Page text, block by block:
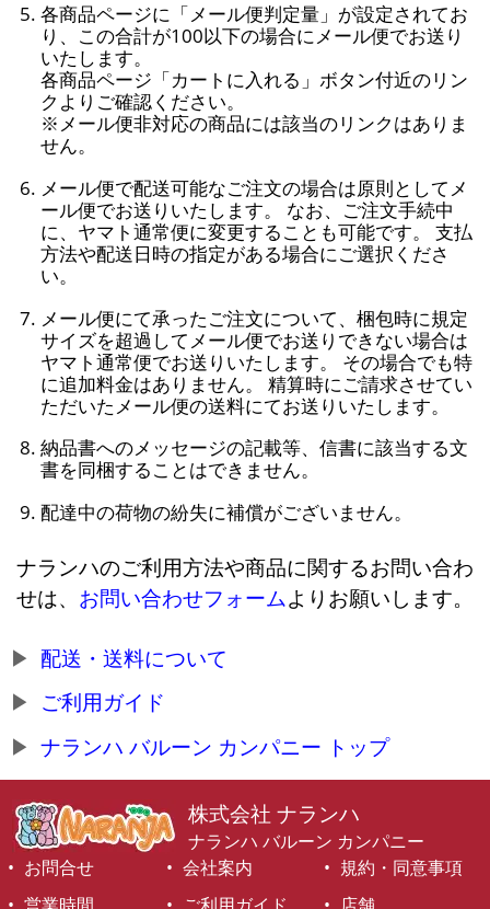
各商品ページに「メール便判定量」が設定されてお
り、この合計が100以下の場合にメール便でお送り
いたします。
各商品ページ「カートに入れる」ボタン付近のリン
クよりご確認ください。
※メール便非対応の商品には該当のリンクはありま
せん。
メール便で配送可能なご注文の場合は原則としてメ
ール便でお送りいたします。 なお、ご注文手続中
に、ヤマト通常便に変更することも可能です。 支払
方法や配送日時の指定がある場合にご選択くださ
い。
メール便にて承ったご注文について、梱包時に規定
サイズを超過してメール便でお送りできない場合は
ヤマト通常便でお送りいたします。 その場合でも特
に追加料金はありません。 精算時にご請求させてい
ただいたメール便の送料にてお送りいたします。
納品書へのメッセージの記載等、信書に該当する文
書を同梱することはできません。
配達中の荷物の紛失に補償がございません。
ナランハのご利用方法や商品に関するお問い合わ
せは、 お問い合わせフォームよりお願いします。
配送・送料について
ご利用ガイド
ナランハ バルーン カンパニー トップ
株式会社 ナランハ
ナランハ バルーン カンパニー
お問合せ
会社案内
規約・同意事項